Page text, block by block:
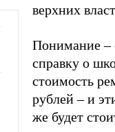
верхних
Понимание –
справку о
стоимость
рублей – и
же будет